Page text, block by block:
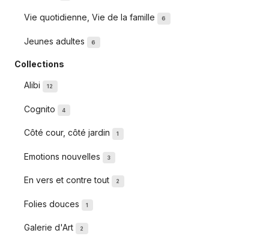
Vie quotidienne, Vie de la famille 6
Jeunes adultes 6
Collections
Alibi 12
Cognito 4
Côté cour, côté jardin 1
Emotions nouvelles 3
En vers et contre tout 2
Folies douces 1
Galerie d'Art 2